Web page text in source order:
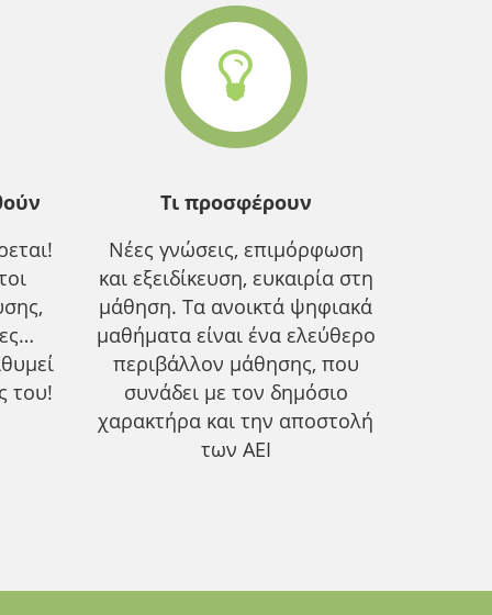
του!
Τι προσφέρουν
Νέες γνώσεις, επιμόρφωση
και εξειδίκευση, ευκαιρία στη
μάθηση. Τα ανοικτά ψηφιακά
μαθήματα είναι ένα ελεύθερο
περιβάλλον μάθησης, που
συνάδει με τον δημόσιο
χαρακτήρα και την αποστολή
των ΑΕΙ